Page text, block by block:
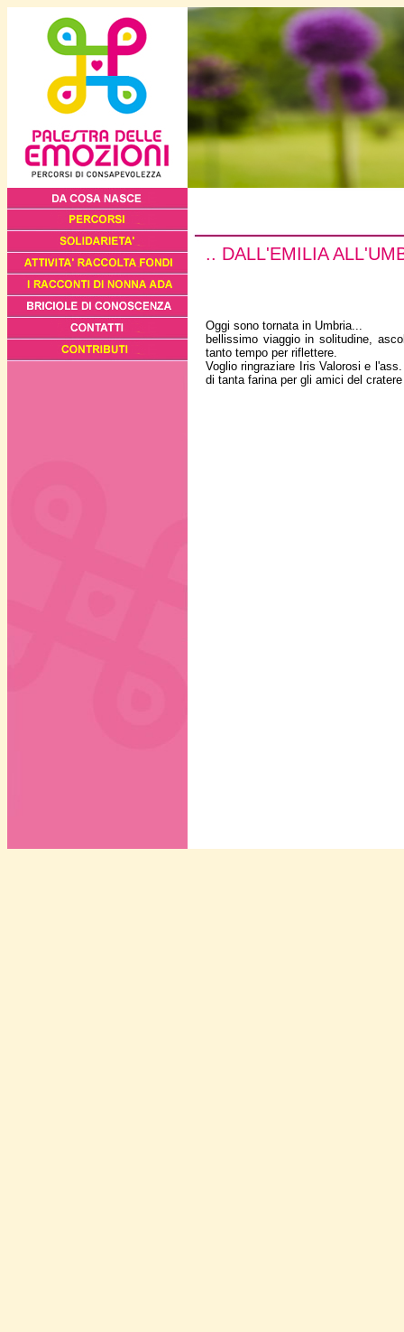
.. DALL'EMILIA
Oggi sono tornata in Umbria...
bellissimo viaggio in solitudine,
tanto tempo per riflettere.
Voglio ringraziare Iris Valorosi e
di tanta farina per gli amici del